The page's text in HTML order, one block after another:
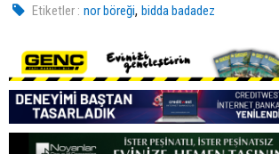
Etiketler : nor böreği,bidda badadez